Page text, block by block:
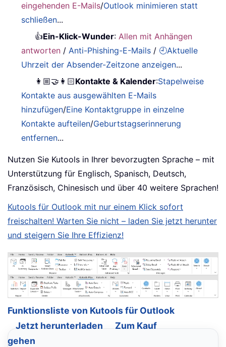
eingehenden E-Mails/Outlook minimieren statt
schließen...
👍Ein-Klick-Wunder:Allen mit Anhängen
antworten /Anti-Phishing-E-Mails / 🕘Aktuelle
Uhrzeit der Absender-Zeitzone anzeigen...
👩🏼‍🤝‍👩🏻Kontakte & Kalender:Stapelweise
Kontakte aus ausgewählten E-Mails
hinzufügen/Eine Kontaktgruppe in einzelne
Kontakte aufteilen/Geburtstagserinnerung
entfernen...
Nutzen Sie Kutools in Ihrer bevorzugten Sprache – mit
Unterstützung für Englisch, Spanisch, Deutsch,
Französisch, Chinesisch und über 40 weitere Sprachen!
Kutools für Outlook mit nur einem Klick sofort
freischalten! Warten Sie nicht – laden Sie jetzt herunter
und steigern Sie Ihre Effizienz!
Funktionsliste von Kutools für Outlook
Jetzt herunterladen
Zum Kauf
gehen